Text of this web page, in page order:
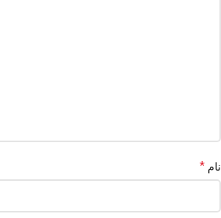
نام *